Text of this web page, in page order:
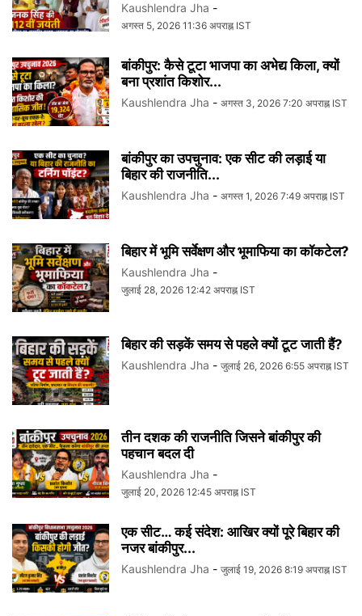
Kaushlendra Jha -
अगस्त 5, 2026 11:36 अपराह्न IST
बांकीपुर: कैसे टूटा भाजपा का अभेद्य किला, क्यों
बना प्रशांत किशोर...
Kaushlendra Jha - अगस्त 3, 2026 7:20 अपराह्न IST
बांकीपुर का उपचुनाव: एक सीट की लड़ाई या
बिहार की राजनीति...
Kaushlendra Jha - अगस्त 1, 2026 7:49 अपराह्न IST
बिहार में भूमि सर्वेक्षण और भूमाफिया का कॉकटेल?
Kaushlendra Jha -
जुलाई 28, 2026 12:42 अपराह्न IST
बिहार की सड़कें समय से पहले क्यों टूट जाती हैं?
Kaushlendra Jha - जुलाई 26, 2026 6:55 अपराह्न IST
तीन दशक की राजनीति जिसने बांकीपुर की
पहचान बदल दी
Kaushlendra Jha -
जुलाई 20, 2026 12:45 अपराह्न IST
एक सीट… कई संदेश: आखिर क्यों पूरे बिहार की
नजर बांकीपुर...
Kaushlendra Jha - जुलाई 19, 2026 8:19 अपराह्न IST